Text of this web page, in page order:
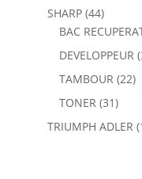
SHARP (44)
BAC
DEVELOPPEUR
TAMBOUR (22)
TONER (31)
TRIUMPH ADLER